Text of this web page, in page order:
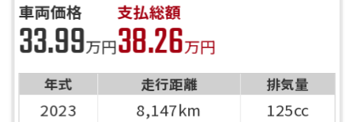
車両価格
33.99万円
支払総額
38.26万円
年式 走行距離 排気量
2023 8,147km 125cc